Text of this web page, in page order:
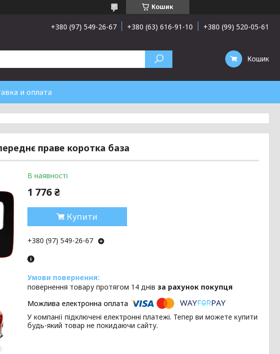
Кошик
+380 (97) 549-26-67 +380 (63) 616-91-10 +380 (99) 520-05-61
Кошик
и оплата
праве коротка база
В наявності
1 776 ₴
Купити
+380 (97) 549-26-67
повернення товару протягом 14 днів за рахунок покупця
У компанії підключені електронні платежі. Тепер ви можете купити
будь-який товар не покидаючи сайту.